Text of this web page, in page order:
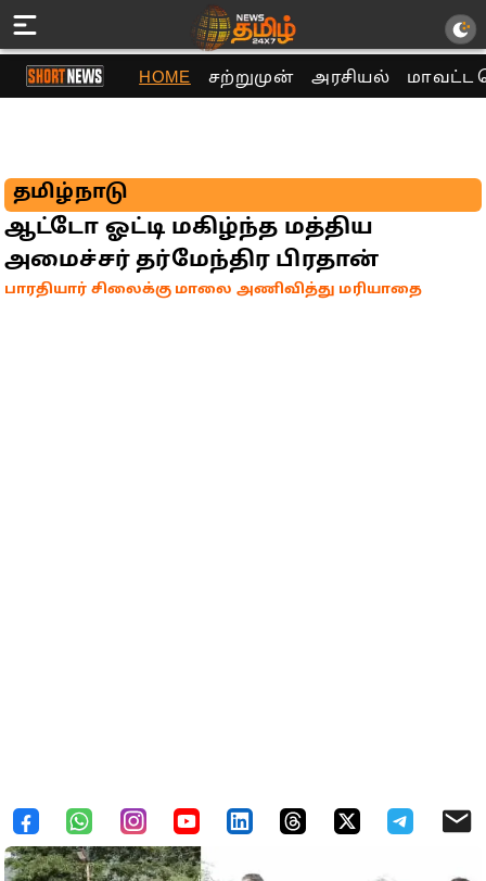
HOME சற்றுமுன் அரசியல் மாவட்ட
தமிழ்நாடு
ஆட்டோ ஓட்டி மகிழ்ந்த மத்திய
அமைச்சர் தர்மேந்திர பிரதான்
பாரதியார் சிலைக்கு மாலை அணிவித்து மரியாதை